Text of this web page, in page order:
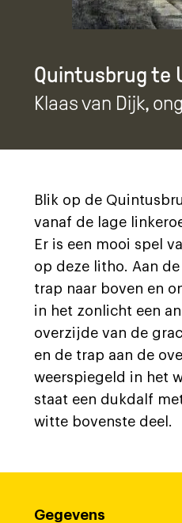
Quintusbrug te
Klaas van Dijk,
Blik op de
vanaf de lage
Er is een mooi spel
op deze litho. Aan
trap naar boven en
in het zonlicht een
overzijde van de
en de trap aan de
weerspiegeld in het
staat een dukdalf
witte bovenste deel.
Gegevens